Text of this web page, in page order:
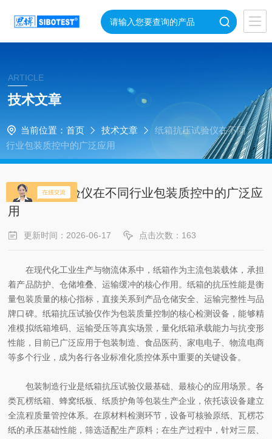
ARTICLE
技术文章
当前位置： 首页 技术文章
纸箱抗压试验仪在不同
行业包装质控中的广泛应用
纸箱抗压试验仪在不同行业包装质控中的广泛应
用
更新时间：2026-06-17 点击次数：163
在现代化工业生产与物流体系中，纸箱作为主流包装载体，承担
着产品防护、仓储堆叠、运输缓冲的核心作用。纸箱的抗压性能是衡
量包装质量的核心指标，直接关系到产品仓储安全、运输完整性与品
牌口碑。纸箱抗压试验仪作为包装质量控制的核心检测设备，能够精
准模拟纸箱堆码、运输受压等真实场景，量化纸箱承载能力与抗变形
性能，目前已广泛应用于包装制造、食品医药、家电电子、物流电商
等多个行业，成为各行各业标准化质控体系中重要的关键设备。
包装制造行业是纸箱抗压试验仪最基础、最核心的应用场景。各
类瓦楞纸箱、蜂窝纸板、纸质护角等包装生产企业，依托该设备建立
全流程质量管控体系。在原材料检测环节，设备可核验原纸、瓦楞芯
纸的承压基础性能，筛选适配生产原料；在生产过程中，针对三层、